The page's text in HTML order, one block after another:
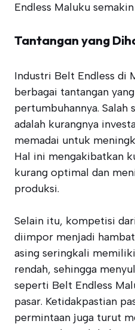
Endless Maluku
Tantangan yang
Industri Belt Endless di
berbagai tantangan
pertumbuhannya. Salah
adalah kurangnya
memadai untuk
Hal ini mengakibatkan
kurang optimal dan
produksi.
Selain itu, kompetisi
diimpor menjadi
asing seringkali
rendah, sehingga
seperti Belt Endless
pasar. Ketidakpastian
permintaan juga turut